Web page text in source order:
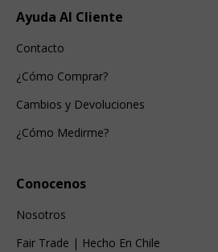
Ayuda Al Cliente
Contacto
¿Cómo Comprar?
Cambios y Devoluciones
¿Cómo Medirme?
Conocenos
Nosotros
Fair Trade | Hecho En Chile